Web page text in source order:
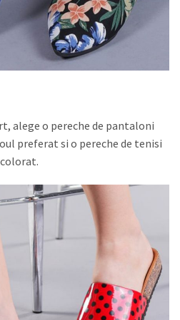
alege o pereche de pantaloni
preferat si o pereche de tenisi